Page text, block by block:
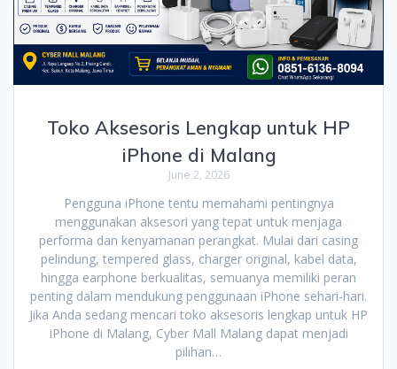
Toko Aksesoris Lengkap untuk HP
iPhone di Malang
June 2, 2026
Pengguna iPhone tentu memahami pentingnya
menggunakan aksesori yang tepat untuk menjaga
performa dan kenyamanan perangkat. Mulai dari casing
pelindung, tempered glass, charger original, kabel data,
hingga earphone berkualitas, semuanya memiliki peran
penting dalam mendukung penggunaan iPhone sehari-hari.
Jika Anda sedang mencari toko aksesoris lengkap untuk HP
iPhone di Malang, Cyber Mall Malang dapat menjadi
pilihan…